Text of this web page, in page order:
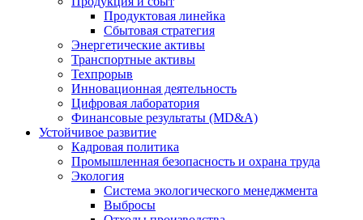
Продуктовая линейка
Сбытовая стратегия
Энергетические активы
Транспортные активы
Техпрорыв
Инновационная деятельность
Цифровая лаборатория
Финансовые результаты (MD&A)
Устойчивое развитие
Кадровая политика
Промышленная безопасность и охрана труда
Экология
Система экологического менеджмента
Выбросы